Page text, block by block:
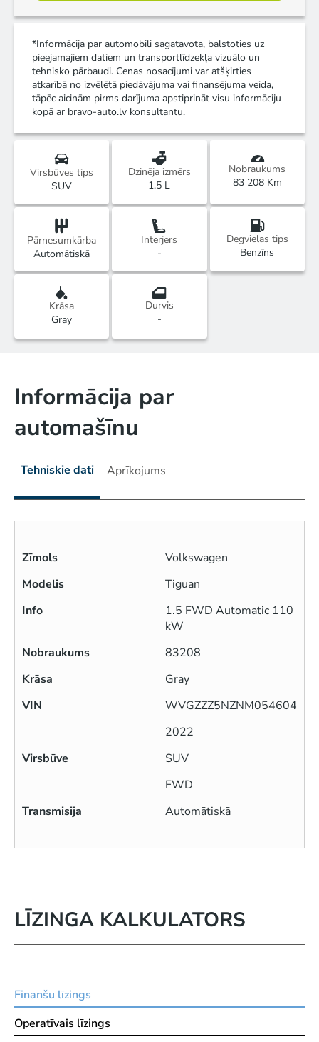
*Informācija par automobili sagatavota, balstoties uz
pieejamajiem datiem un transportlīdzekļa vizuālo un
tehnisko pārbaudi. Cenas nosacījumi var atšķirties
atkarībā no izvēlētā piedāvājuma vai finansējuma veida,
tāpēc aicinām pirms darījuma apstiprināt visu informāciju
kopā ar bravo-auto.lv konsultantu.
Virsbūves tips
SUV
Dzinēja izmērs
1.5 L
Nobraukums
83 208 Km
Pārnesumkārba
Automātiskā
Interjers
-
Degvielas tips
Benzīns
Krāsa
Gray
Durvis
-
Informācija par
automašīnu
Tehniskie dati Aprīkojums
Zīmols
Volkswagen
Modelis
Tiguan
Info
1.5 FWD Automatic 110
kW
Nobraukums
83208
Krāsa
Gray
VIN
WVGZZZ5NZNM054604
2022
Virsbūve
SUV
FWD
Transmisija
Automātiskā
LĪZINGA KALKULATORS
Finanšu līzings
Operatīvais līzings